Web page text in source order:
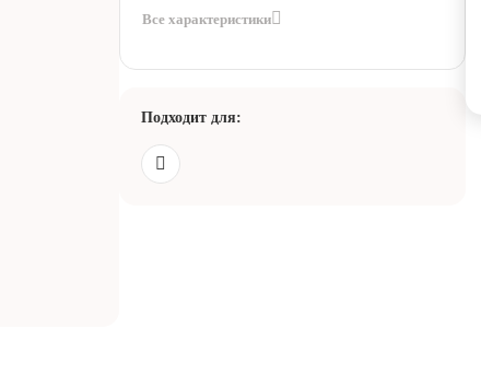
Все характеристики
Подходит для: